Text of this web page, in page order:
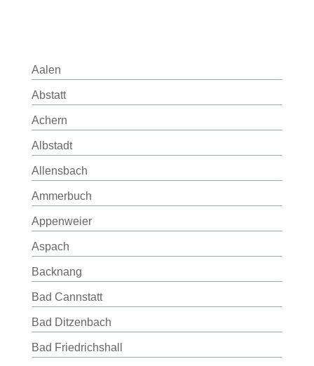
Aalen
Abstatt
Achern
Albstadt
Allensbach
Ammerbuch
Appenweier
Aspach
Backnang
Bad Cannstatt
Bad Ditzenbach
Bad Friedrichshall